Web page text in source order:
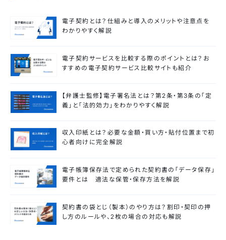
電子契約とは？仕組みと導入のメリットや注意点を
わかりやすく解説
電子契約サービスを比較する際のポイントとは？お
すすめの電子契約サービス比較サイトも紹介
【弁護士監修】電子署名法とは？第2条・第3条の「定
義」と「法的効力」をわかりやすく解説
収入印紙とは？必要な金額・買い方・貼付位置まで初
心者向けに完全解説
電子帳簿保存法で定められた契約書の「データ保存」
要件とは 適法な保管・保存方法を解説
契約書の袋とじ（製本）のやり方は？割印・契印の押
し方のルールや、2枚の場合の対応も解説